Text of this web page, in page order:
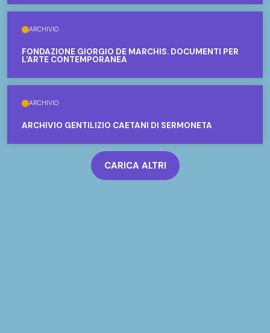
ARCHIVIO
FONDAZIONE GIORGIO DE MARCHIS. DOCUMENTI PER
L'ARTE CONTEMPORANEA
ARCHIVIO
ARCHIVIO GENTILIZIO CAETANI DI SERMONETA
CARICA ALTRI